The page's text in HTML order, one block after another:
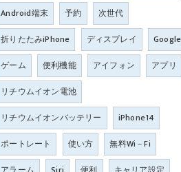
Android端末
予約
次世代
折りたたみiPhone
ディスプレイ
Google
ゲーム
便利機能 アイフォン
アプリ
リチウムイオン電池
リチウムイオンバッテリー
iPhone14
ポートレート
使い方
無料Wi－Fi